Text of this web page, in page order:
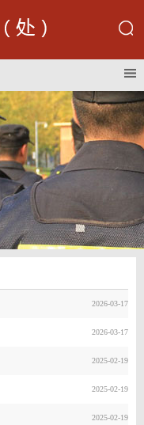
2026-03-17
2026-03-17
2025-02-19
2025-02-19
2025-02-19